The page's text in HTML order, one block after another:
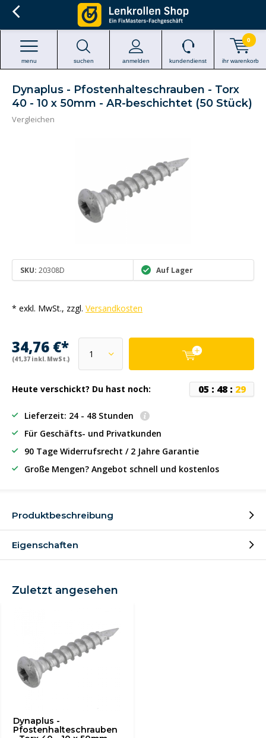
suchen anmelden
menu kundendienst ihr warenkorb
0
Dynaplus - Pfostenhalteschrauben - Torx
40 - 10 x 50mm - AR-beschichtet (50 Stück)
Vergleichen
SKU: 20308D Auf Lager
* exkl. MwSt., zzgl. Versandkosten
34,76 €*
(41,37 inkl. MwSt.)
Heute verschickt? Du hast noch: 05 : 48: 29
Lieferzeit: 24 - 48 Stunden
Für Geschäfts- und Privatkunden
90 Tage Widerrufsrecht / 2 Jahre Garantie
Große Mengen? Angebot schnell und kostenlos
Produktbeschreibung
Eigenschaften
Zuletzt angesehen
Dynaplus -
Pfostenhalteschrauben